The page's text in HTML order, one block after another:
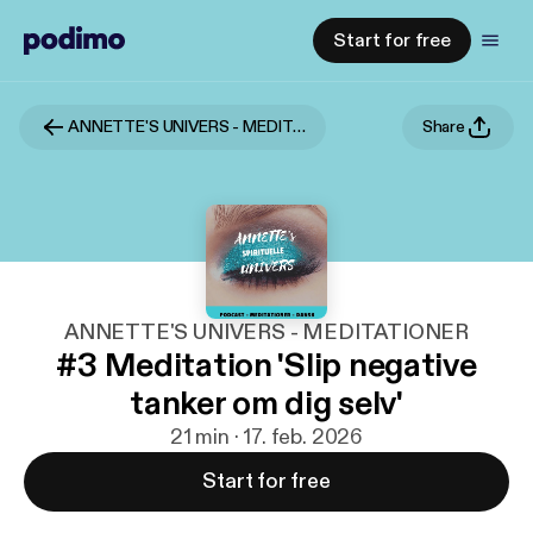
Start for free
ANNETTE'S UNIVERS - MEDITATIONER Share
ANNETTE'S UNIVERS - MEDITATIONER
#3 Meditation 'Slip negative
tanker om dig selv'
21 min · 17. feb. 2026
Start for free